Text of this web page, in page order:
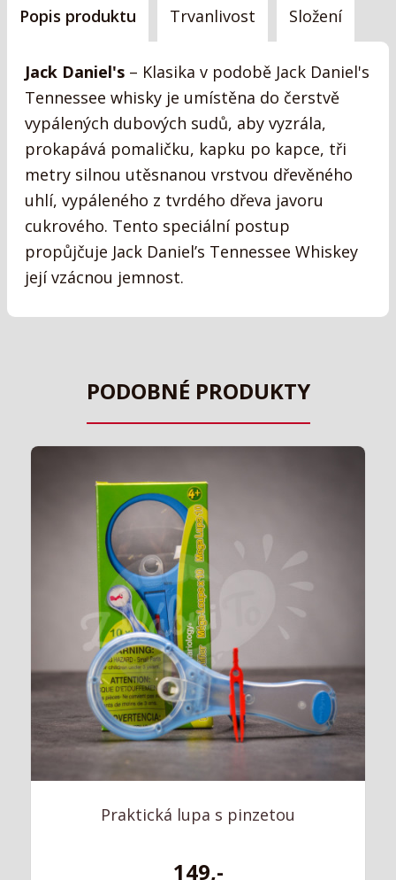
Popis produktu Trvanlivost Složení
Jack Daniel's – Klasika v podobě Jack Daniel's
Tennessee whisky je umístěna do čerstvě
vypálených dubových sudů, aby vyzrála,
prokapává pomaličku, kapku po kapce, tři
metry silnou utěsnanou vrstvou dřevěného
uhlí, vypáleného z tvrdého dřeva javoru
cukrového. Tento speciální postup
propůjčuje Jack Daniel’s Tennessee Whiskey
její vzácnou jemnost.
PODOBNÉ PRODUKTY
Praktická lupa s pinzetou
149,-